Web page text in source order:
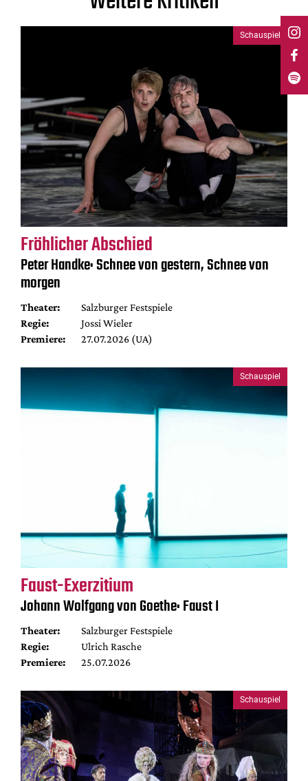
Schauspiel
Fröhlicher Abschied
Peter Handke: Schnee von gestern, Schnee von
morgen
Theater:
Salzburger Festspiele
Regie:
Jossi Wieler
Premiere:
27.07.2026 (UA)
Schauspiel
Faust-Exerzitium
Johann Wolfgang von Goethe: Faust I
Theater:
Salzburger Festspiele
Regie:
Ulrich Rasche
Premiere:
25.07.2026
Schauspiel